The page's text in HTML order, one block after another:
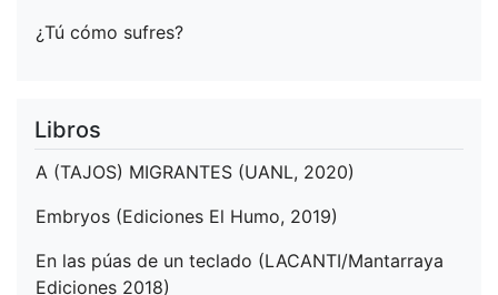
¿Tú cómo sufres?
Libros
A (TAJOS) MIGRANTES (UANL, 2020)
Embryos (Ediciones El Humo, 2019)
En las púas de un teclado (LACANTI/Mantarraya
Ediciones 2018)